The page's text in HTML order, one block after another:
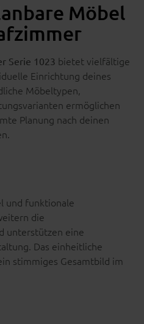
Möbel
Serie 1023 bietet vielfältige
Einrichtung deines
Möbeltypen,
ermöglichen
Planung nach deinen
und funktionale
die
unterstützen eine
Das einheitliche
stimmiges Gesamtbild im